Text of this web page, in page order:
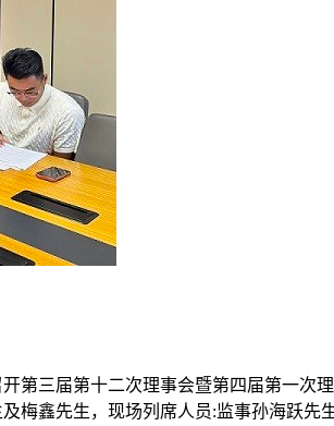
第三届第十二次理事会暨第四届第一
梅鑫先生，现场列席人员:监事孙海跃